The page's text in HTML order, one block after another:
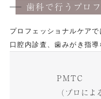
歯科で行うプロ
プロフェッショナルケア
口腔内診査、歯みがき指導
PMTC
（プロによ